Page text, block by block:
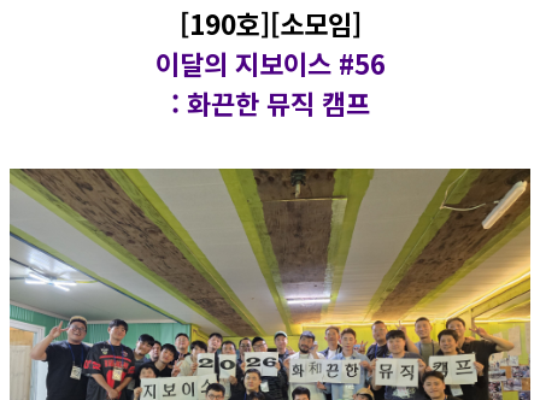
[190호][소모임]
이달의 지보이스 #56
: 화끈한 뮤직 캠프